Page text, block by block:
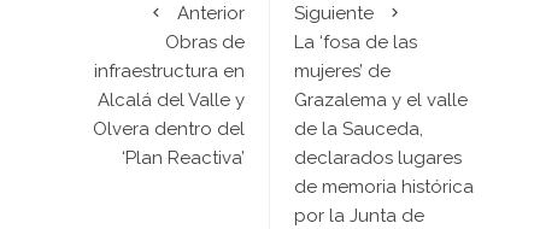
Anterior
Obras de
infraestructura en
Alcalá del Valle y
Olvera dentro del
‘Plan Reactiva’
Siguiente
La ‘fosa de las
mujeres’ de
Grazalema y el valle
de la Sauceda,
declarados lugares
de memoria histórica
por la Junta de